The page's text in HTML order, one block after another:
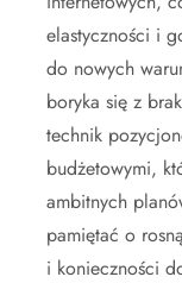
elastyczności i
do nowych
boryka się z
technik
budżetowymi,
ambitnych
pamiętać o
i konieczności